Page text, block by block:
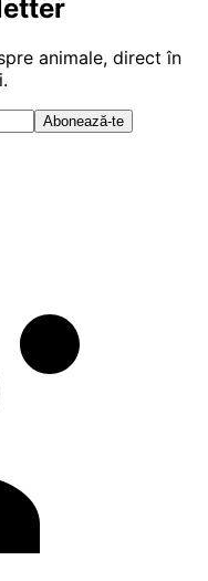
animale, direct în
Abonează-te